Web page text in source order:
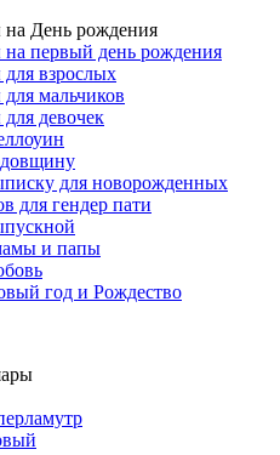
на День рождения
на первый день рождения
взрослых
мальчиков
девочек
для новорожденных
для гендер пати
и папы
год и Рождество